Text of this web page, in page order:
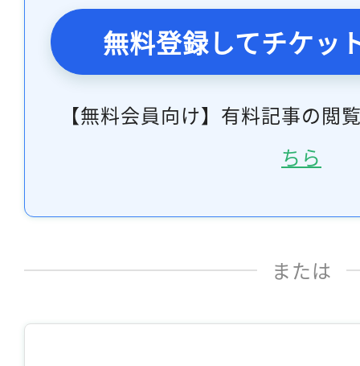
無料登録してチケッ
【無料会員向け】有料記事の閲
ちら
または